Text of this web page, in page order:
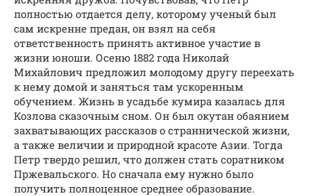
полностью отдается делу, которому ученый был
сам искренне предан, он взял на себя
ответственность принять активное участие в
жизни юноши. Осеню 1882 года Николай
Михайлович предложил молодому другу переехать
к нему домой и заняться там ускоренным
обучением. Жизнь в усадьбе кумира казалась для
Козлова сказочным сном. Он был окутан обаянием
захватывающих рассказов о страннической жизни,
а также величии и природной красоте Азии. Тогда
Петр твердо решил, что должен стать соратником
Пржевальского. Но сначала ему нужно было
получить полноценное среднее образование.